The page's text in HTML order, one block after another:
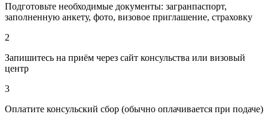
Подготовьте необходимые документы: загранпаспорт,
заполненную анкету, фото, визовое приглашение, страховку
2
Запишитесь на приём через сайт консульства или визовый
центр
3
Оплатите консульский сбор (обычно оплачивается при подаче)